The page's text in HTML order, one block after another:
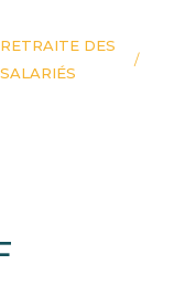
RETRAITE DES
SALARIÉS